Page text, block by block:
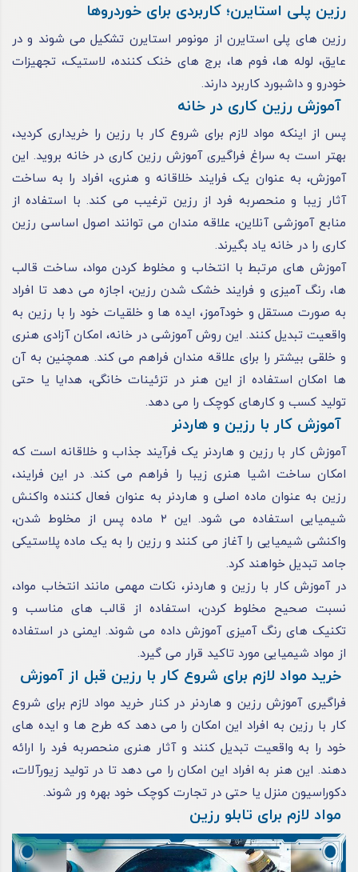
رزین پلی استایرن؛ کاربردی برای خوردروها
رزین‌ های پلی استایرن از مونومر استایرن تشکیل می‌ شوند و در
عایق، لوله‌ ها، فوم‌ ها، برج‌ های خنک‌ کننده، لاستیک، تجهیزات
خودرو و داشبورد کاربرد دارند.
آموزش رزین کاری در خانه
پس از اینکه مواد لازم برای شروع کار با رزین را خریداری کردید،
بهتر است به سراغ فراگیری آموزش رزین کاری در خانه بروید. این
آموزش، به‌ عنوان یک فرایند خلاقانه و هنری، افراد را به ساخت
آثار زیبا و منحصربه‌ فرد از رزین ترغیب می‌ کند. با استفاده از
منابع آموزشی آنلاین، علاقه‌ مندان می‌ توانند اصول اساسی رزین
کاری را در خانه یاد بگیرند.
آموزش‌ های مرتبط با انتخاب و مخلوط کردن مواد، ساخت قالب‌
ها، رنگ‌ آمیزی و فرایند خشک شدن رزین، اجازه می‌ دهد تا افراد
به‌ صورت مستقل و خودآموز، ایده‌ ها و خلقیات خود را با رزین به
واقعیت تبدیل کنند. این روش آموزشی در خانه، امکان آزادی هنری
و خلقی بیشتر را برای علاقه‌ مندان فراهم می‌ کند. همچنین به آن‌
ها امکان استفاده از این هنر در تزئینات خانگی، هدایا یا حتی
تولید کسب و کارهای کوچک را می‌ دهد.
آموزش کار با رزین و هاردنر
آموزش کار با رزین و هاردنر یک فرآیند جذاب و خلاقانه است که
امکان ساخت اشیا هنری زیبا را فراهم می‌ کند. در این فرایند،
رزین به‌ عنوان ماده اصلی و هاردنر به‌ عنوان فعال‌ کننده واکنش
شیمیایی استفاده می‌ شود. این ۲ ماده پس از مخلوط شدن،
واکنشی شیمیایی را آغاز می‌ کنند و رزین را به یک ماده پلاستیکی
جامد تبدیل خواهند کرد.
در آموزش کار با رزین و هاردنر، نکات مهمی مانند انتخاب مواد،
نسبت صحیح مخلوط کردن، استفاده از قالب‌ های مناسب و
تکنیک‌ های رنگ‌ آمیزی آموزش داده می‌ شوند. ایمنی در استفاده
از مواد شیمیایی مورد تاکید قرار می‌ گیرد.
خرید مواد لازم برای شروع کار با رزین قبل از آموزش
فراگیری آموزش رزین و هاردنر در کنار خرید مواد لازم برای شروع
کار با رزین به افراد این امکان را می‌ دهد که طرح‌ ها و ایده‌ های
خود را به واقعیت تبدیل کنند و آثار هنری منحصربه‌ فرد را ارائه
دهند. این هنر به افراد این امکان را می‌ دهد تا در تولید زیورآلات،
دکوراسیون منزل یا حتی در تجارت کوچک خود بهره‌ ور شوند.
مواد لازم برای تابلو رزین